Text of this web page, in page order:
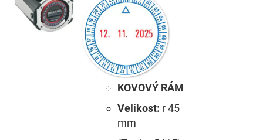
KOVOVÝ RÁM
Velikost: r 45
mm